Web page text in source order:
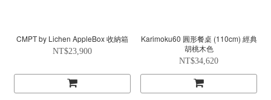
CMPT by Lichen AppleBox 收納箱
NT$23,900
Karimoku60 圓形餐桌 (110cm) 經典
胡桃木色
NT$34,620